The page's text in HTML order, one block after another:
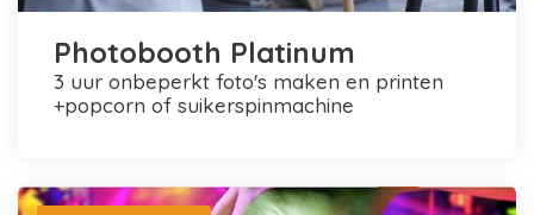
Photobooth Platinum
3 uur onbeperkt foto's maken en printen
+popcorn of suikerspinmachine